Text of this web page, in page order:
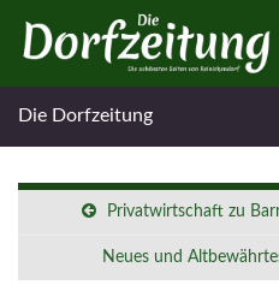
Die Dorfzeitung
Privatwirtschaft zu
Neues und